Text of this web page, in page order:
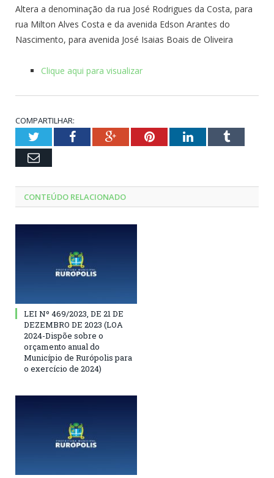
Altera a denominação da rua José Rodrigues da Costa, para
rua Milton Alves Costa e da avenida Edson Arantes do
Nascimento, para avenida José Isaias Boais de Oliveira
Clique aqui para visualizar
COMPARTILHAR:
TwitterFacebookGoogle+PinterestLinkedInTumblr
Email
CONTEÚDO RELACIONADO
LEI Nº 469/2023, DE 21 DE
DEZEMBRO DE 2023 (LOA
2024-Dispõe sobre o
orçamento anual do
Município de Rurópolis para
o exercício de 2024)